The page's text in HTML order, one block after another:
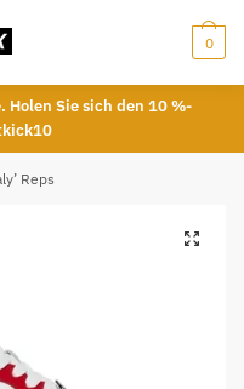
0
Sie sich den 10 %-
Reps